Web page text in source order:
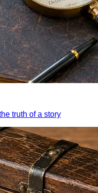
truth of a story